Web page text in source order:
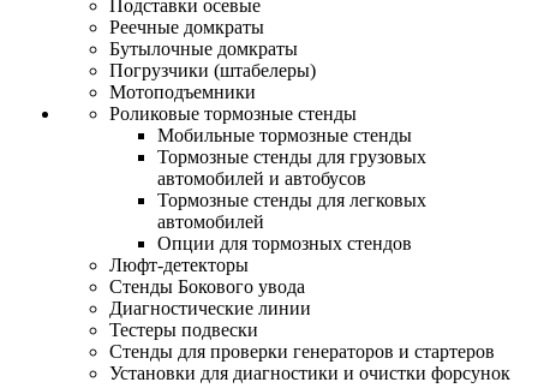
Подставки осевые
Реечные домкраты
Бутылочные домкраты
Погрузчики (штабелеры)
Мотоподъемники
Роликовые тормозные стенды
Мобильные тормозные стенды
Тормозные стенды для грузовых
автомобилей и автобусов
Тормозные стенды для легковых
автомобилей
Опции для тормозных стендов
Люфт-детекторы
Стенды Бокового увода
Диагностические линии
Тестеры подвески
Стенды для проверки генераторов и стартеров
Установки для диагностики и очистки форсунок